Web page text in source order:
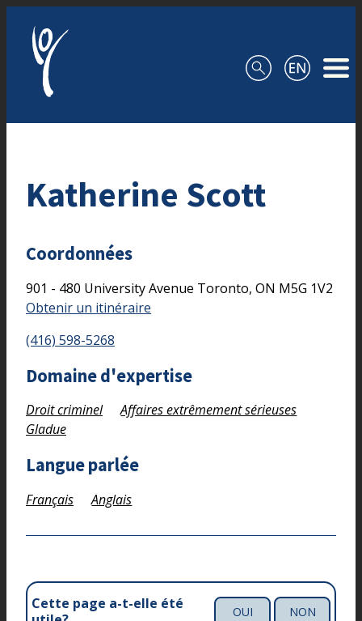
Katherine Scott
Coordonnées
901 - 480 University Avenue Toronto, ON M5G 1V2
Obtenir un itinéraire
(416) 598-5268
Domaine d'expertise
Droit criminel
Affaires extrêmement sérieuses
Gladue
Langue parlée
Français Anglais
Cette page a-t-elle été
OUI NON